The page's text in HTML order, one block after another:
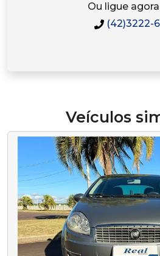
Ou ligue
(42)3222-
Veículos